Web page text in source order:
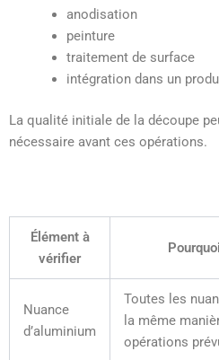
anodisation
peinture
traitement de surface
intégration dans un
La qualité initiale de la découpe
nécessaire avant ces opérations.
Élément à
vérifier
Nuance
d’aluminium
Toutes les
la même
opérations